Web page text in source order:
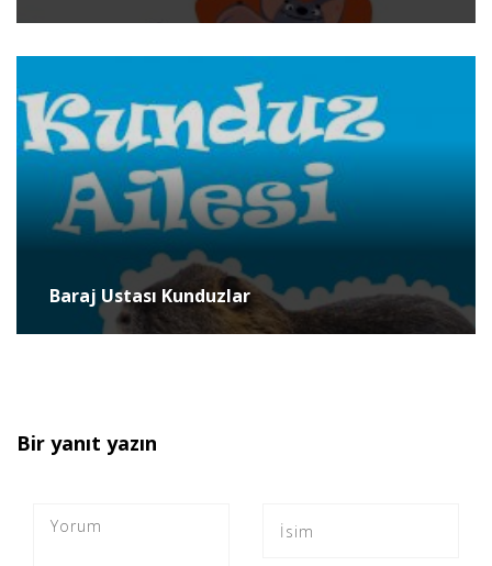
Baraj Ustası Kunduzlar
Bir yanıt yazın